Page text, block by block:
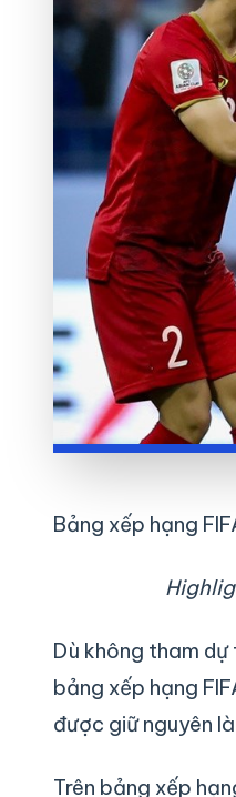
Bảng xếp hạng
Dù không tham
bảng xếp hạng
được giữ nguyên
Trên bảng xếp